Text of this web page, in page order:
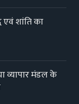
शांति का
मंडल के